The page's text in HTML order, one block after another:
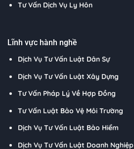
Tư Vấn Dịch Vụ Ly Hôn
Lĩnh vực hành nghề
Dịch Vụ Tư Vấn Luật Dân Sự
Dịch Vụ Tư Vấn Luật Xây Dựng
Tư Vấn Pháp Lý Về Hợp Đồng
Tư Vấn Luật Bảo Vệ Môi Trường
Dịch Vụ Tư Vấn Luật Bảo Hiểm
Dịch Vụ Tư Vấn Luật Doanh Nghiệp